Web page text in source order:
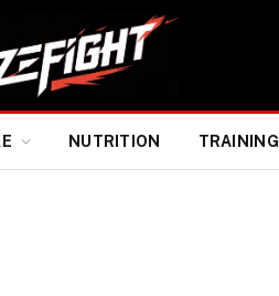
NUTRITION TRAINING